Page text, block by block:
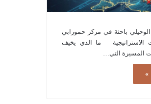
باحثة في مركز حمورابي
الاستراتيجية ما الذي يخيف
المسيرة التي…
»